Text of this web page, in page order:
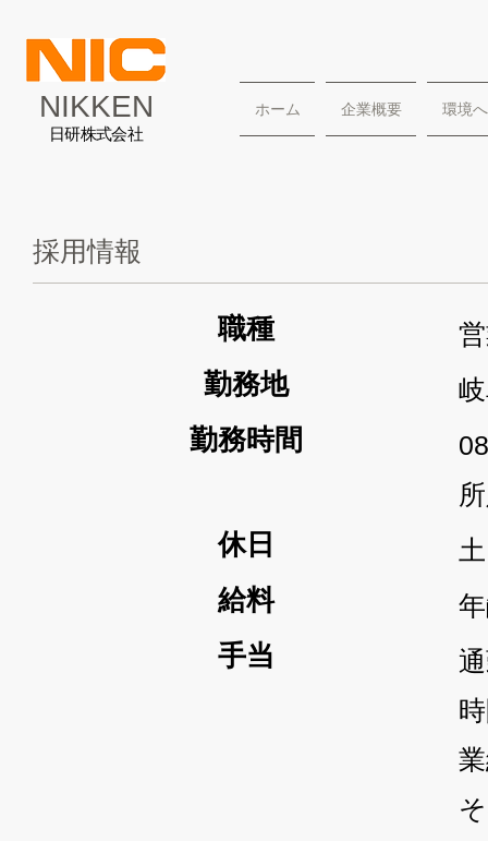
NIKKEN
日研株式会社
ホーム 企業概要 環境
​採用情報
​職種
勤務地
勤務時間
休日
給料
手当